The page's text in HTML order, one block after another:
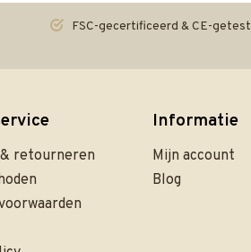
FSC-gecertificeerd & CE-getest
retourneren
Informatie
Mijn account
Blog